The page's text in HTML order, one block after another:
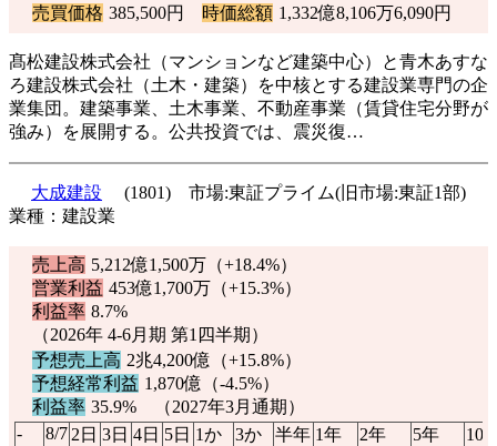
売買価格 385,500円 時価総額 1,332億8,106万6,090円
髙松建設株式会社（マンションなど建築中心）と青木あすな
ろ建設株式会社（土木・建築）を中核とする建設業専門の企
業集団。建築事業、土木事業、不動産事業（賃貸住宅分野が
強み）を展開する。公共投資では、震災復…
大成建設
(1801) 市場:東証プライム(旧市場:東証1部)
業種：建設業
売上高 5,212億1,500万（+18.4%）
営業利益 453億1,700万（+15.3%）
利益率 8.7%
（2026年 4-6月期 第1四半期）
予想売上高 2兆4,200億（+15.8%）
予想経常利益 1,870億（-4.5%）
利益率 35.9% （2027年3月通期）
-
8/7 2日 3日 4日 5日 1か
3か
半年 1年 2年 5年 10